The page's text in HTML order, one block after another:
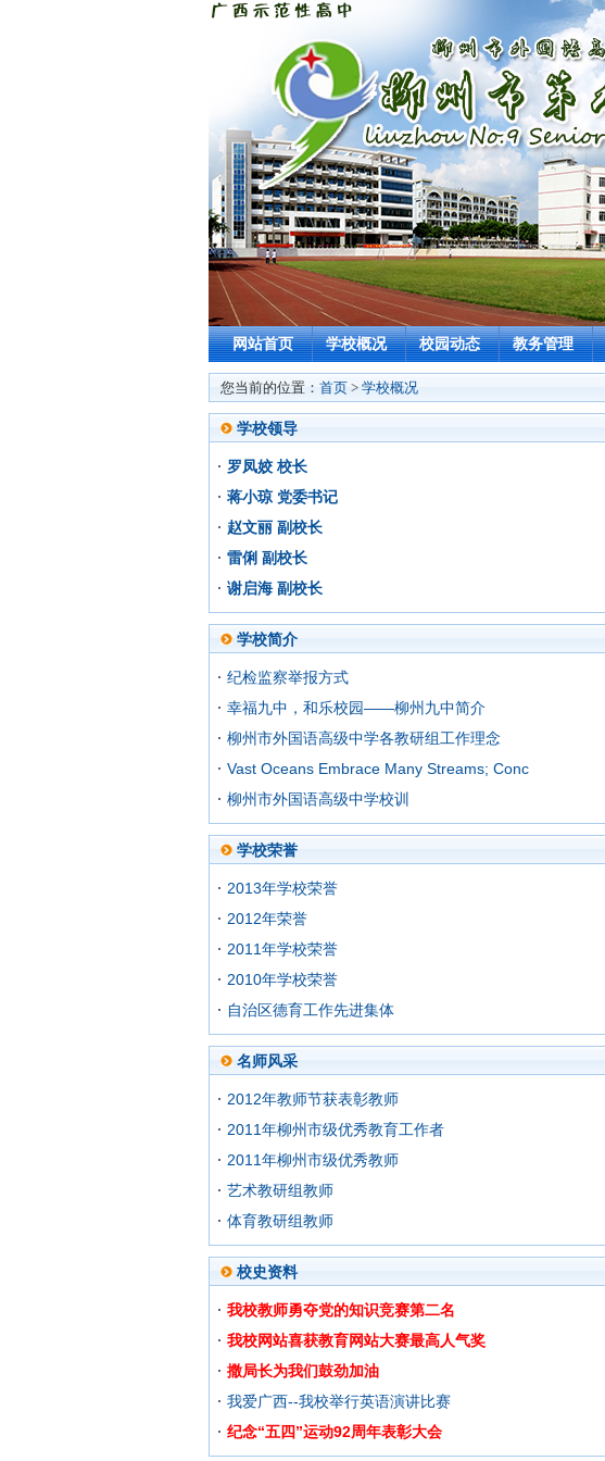
网站首页 学校概况 校园动态 教务管理
您当前的位置： 首页 > 学校概况
学校领导
罗凤姣 校长
蒋小琼 党委书记
赵文丽 副校长
雷俐 副校长
谢启海 副校长
学校简介
纪检监察举报方式
幸福九中，和乐校园——柳州九中简介
柳州市外国语高级中学各教研组工作理念
Vast Oceans Embrace Many Streams; Conc
柳州市外国语高级中学校训
学校荣誉
2013年学校荣誉
2012年荣誉
2011年学校荣誉
2010年学校荣誉
自治区德育工作先进集体
名师风采
2012年教师节获表彰教师
2011年柳州市级优秀教育工作者
2011年柳州市级优秀教师
艺术教研组教师
体育教研组教师
校史资料
我校教师勇夺党的知识竞赛第二名
我校网站喜获教育网站大赛最高人气奖
撒局长为我们鼓劲加油
我爱广西--我校举行英语演讲比赛
纪念“五四”运动92周年表彰大会